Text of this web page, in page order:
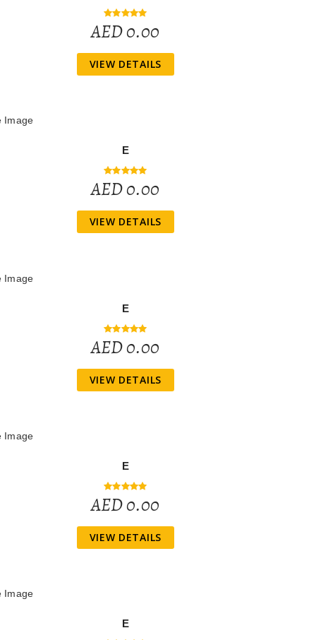
AED 0.00
VIEW DETAILS
E
AED 0.00
VIEW DETAILS
E
AED 0.00
VIEW DETAILS
E
AED 0.00
VIEW DETAILS
E